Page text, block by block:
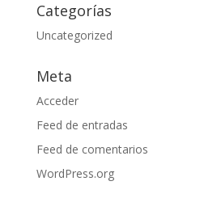
Categorías
Uncategorized
Meta
Acceder
Feed de entradas
Feed de comentarios
WordPress.org